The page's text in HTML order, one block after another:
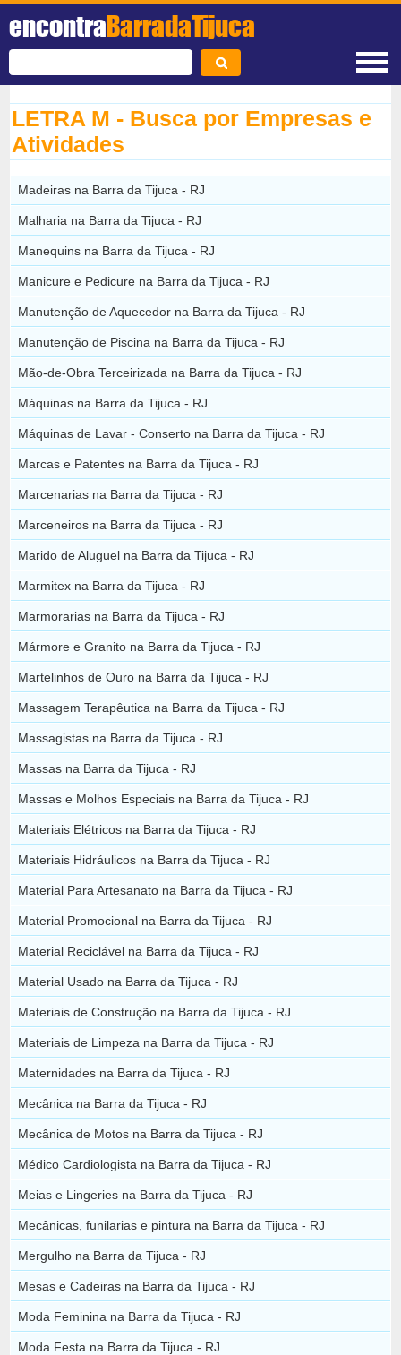
encontraBarradaTijuca
LETRA M - Busca por Empresas e
Atividades
Madeiras na Barra da Tijuca - RJ
Malharia na Barra da Tijuca - RJ
Manequins na Barra da Tijuca - RJ
Manicure e Pedicure na Barra da Tijuca - RJ
Manutenção de Aquecedor na Barra da Tijuca - RJ
Manutenção de Piscina na Barra da Tijuca - RJ
Mão-de-Obra Terceirizada na Barra da Tijuca - RJ
Máquinas na Barra da Tijuca - RJ
Máquinas de Lavar - Conserto na Barra da Tijuca - RJ
Marcas e Patentes na Barra da Tijuca - RJ
Marcenarias na Barra da Tijuca - RJ
Marceneiros na Barra da Tijuca - RJ
Marido de Aluguel na Barra da Tijuca - RJ
Marmitex na Barra da Tijuca - RJ
Marmorarias na Barra da Tijuca - RJ
Mármore e Granito na Barra da Tijuca - RJ
Martelinhos de Ouro na Barra da Tijuca - RJ
Massagem Terapêutica na Barra da Tijuca - RJ
Massagistas na Barra da Tijuca - RJ
Massas na Barra da Tijuca - RJ
Massas e Molhos Especiais na Barra da Tijuca - RJ
Materiais Elétricos na Barra da Tijuca - RJ
Materiais Hidráulicos na Barra da Tijuca - RJ
Material Para Artesanato na Barra da Tijuca - RJ
Material Promocional na Barra da Tijuca - RJ
Material Reciclável na Barra da Tijuca - RJ
Material Usado na Barra da Tijuca - RJ
Materiais de Construção na Barra da Tijuca - RJ
Materiais de Limpeza na Barra da Tijuca - RJ
Maternidades na Barra da Tijuca - RJ
Mecânica na Barra da Tijuca - RJ
Mecânica de Motos na Barra da Tijuca - RJ
Médico Cardiologista na Barra da Tijuca - RJ
Meias e Lingeries na Barra da Tijuca - RJ
Mecânicas, funilarias e pintura na Barra da Tijuca - RJ
Mergulho na Barra da Tijuca - RJ
Mesas e Cadeiras na Barra da Tijuca - RJ
Moda Feminina na Barra da Tijuca - RJ
Moda Festa na Barra da Tijuca - RJ